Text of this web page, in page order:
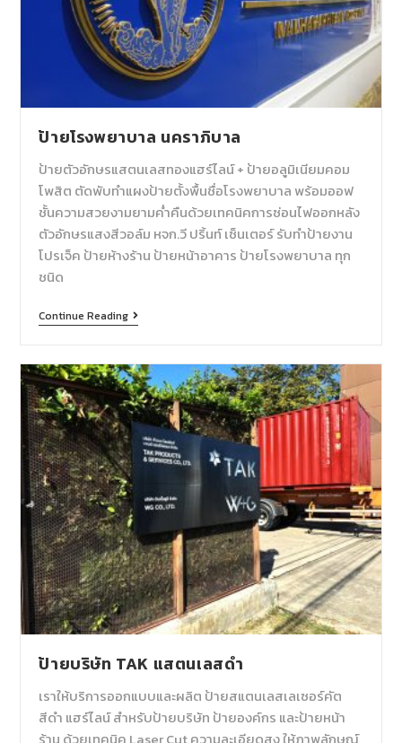
ป้ายโรงพยาบาล นคราภิบาล
ป้ายตัวอักษรแสตนเลสทองแฮร์ไลน์ + ป้ายอลูมิเนียมคอม
โพสิต ตัดพับทำแผงป้ายตั้งพื้นชื่อโรงพยาบาล พร้อมออฟ
ชั้นความสวยงามยามค่ำคืนด้วยเทคนิคการซ่อนไฟออกหลัง
ตัวอักษรแสงสีวอล์ม หจก.วี ปริ้นท์ เซ็นเตอร์ รับทำป้ายงาน
โปรเจ็ค ป้ายห้างร้าน ป้ายหน้าอาคาร ป้ายโรงพยาบาล ทุก
ชนิด
Continue Reading
ป้ายบริษัท TAK แสตนเลสดำ
เราให้บริการออกแบบและผลิต ป้ายสแตนเลสเลเซอร์คัต
สีดำ แฮร์ไลน์ สำหรับป้ายบริษัท ป้ายองค์กร และป้ายหน้า